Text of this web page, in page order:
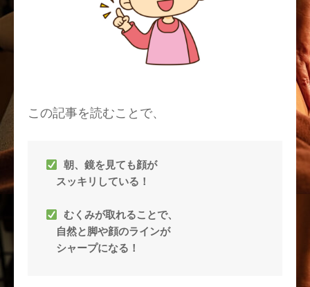
この記事を読むことで、
朝、鏡を見ても顔が
スッキリしている！
むくみが取れることで、
自然と脚や顔のラインが
シャープになる！